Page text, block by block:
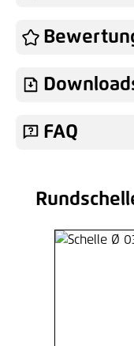
FAQ
Produktgalerie